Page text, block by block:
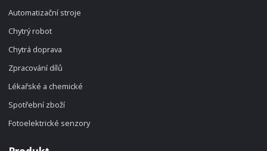
Automatizační stroje
Chytrý robot
Chytrá doprava
Zpracování dílů
Lékařské a chemické
Spotřební zboží
Fotoelektrické senzory